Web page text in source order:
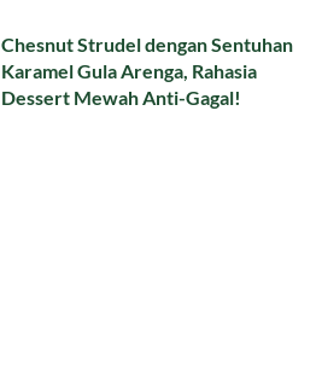
Chesnut Strudel dengan Sentuhan
Karamel Gula Arenga, Rahasia
Dessert Mewah Anti-Gagal!